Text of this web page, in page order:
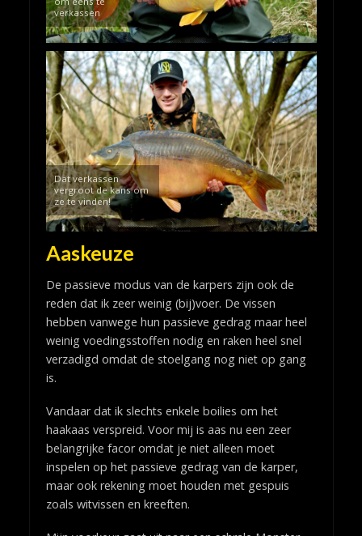
verkassen
Dat verkassen
vergroot de kans om
ze te vinden!
Aaskeuze
De passieve modus van de karpers zijn ook de
reden dat ik zeer weinig (bij)voer. De vissen
hebben vanwege hun passieve gedrag maar heel
weinig voedingsstoffen nodig en raken heel snel
verzadigd omdat de stoelgang nog niet op gang
is.
Vandaar dat ik slechts enkele boilies om het
haakaas verspreid. Voor mij is aas nu een zeer
belangrijke facor omdat je niet alleen moet
inspelen op het passieve gedrag van de karper,
maar ook rekening moet houden met gespuis
zoals witvissen en kreeften.